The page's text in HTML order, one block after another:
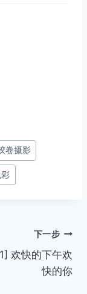
卷摄影
下一步
欢快的下午欢
快的你